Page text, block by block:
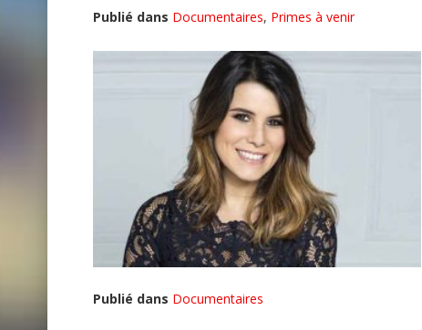
Publié dans Documentaires, Primes à venir
Publié dans Documentaires